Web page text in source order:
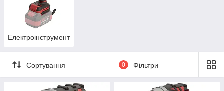
Електроінструмент
Сортування 0 Фільтри